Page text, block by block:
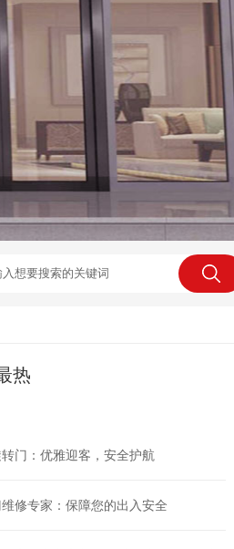
热
门：优雅迎客，安全护航
修专家：保障您的出入安全